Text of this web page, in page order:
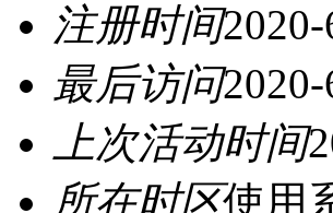
注册时间
最后访问
上次活动时间
所在时区使用